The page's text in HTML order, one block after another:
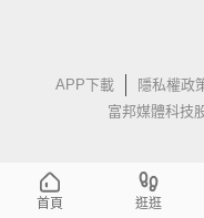
APP下載 隱私權政
富邦媒體科技
首頁 逛逛